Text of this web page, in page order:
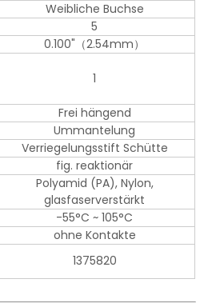
Weibliche Buchse
5
0.100"（2.54mm）
1
Frei hängend
Ummantelung
Verriegelungsstift Schütte
fig. reaktionär
Polyamid (PA), Nylon,
glasfaserverstärkt
-55°C ~ 105°C
ohne Kontakte
1375820